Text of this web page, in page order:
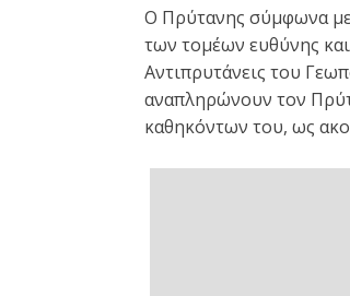
Ο Πρύτανης σύμφωνα με
των τομέων ευθύνης
Αντιπρυτάνεις του
αναπληρώνουν τον
καθηκόντων του, ως